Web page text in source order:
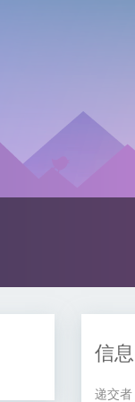
信息
递交者